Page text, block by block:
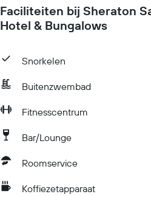
Faciliteiten bij Sheraton
Hotel & Bungalows
Snorkelen
Buitenzwembad
Fitnesscentrum
Bar/Lounge
Roomservice
Koffiezetapparaat